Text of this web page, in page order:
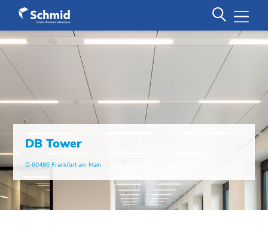
DB Tower
D-60486 Frankfurt am Main